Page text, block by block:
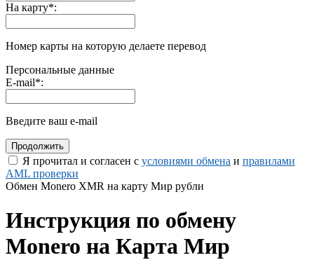
На карту*:
Номер карты на которую делаете перевод
Персональные данные
E-mail*:
Введите ваш e-mail
Я прочитал и согласен с условиями обмена и правилами
AML проверки
Обмен Monero XMR на карту Мир рубли
Инструкция по обмену
Monero на Карта Мир